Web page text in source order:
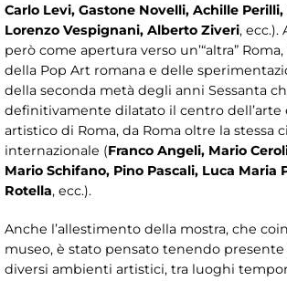
Carlo Levi, Gastone Novelli, Achille
Lorenzo Vespignani, Alberto Ziveri, ecc.).
però come apertura verso un’“altra”
della Pop Art romana e delle
della seconda metà degli anni Sessanta
definitivamente dilatato il centro dell’arte
artistico di Roma, da Roma oltre la stessa
internazionale (Franco Angeli, Mario
Mario Schifano, Pino Pascali, Luca Maria
Rotella, ecc.).
Anche l’allestimento della mostra, che
museo, è stato pensato tenendo presente
diversi ambienti artistici, tra luoghi